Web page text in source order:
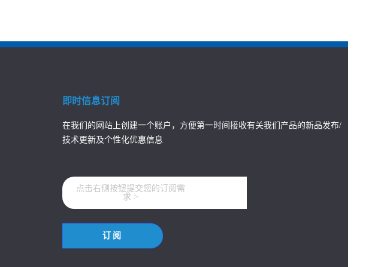
即时信息订阅
在我们的网站上创建一个账户，方便第一时间接收有关我们产品的新品发布/
技术更新及个性化优惠信息
点击右侧按钮提交您的订阅需
求 >
订阅